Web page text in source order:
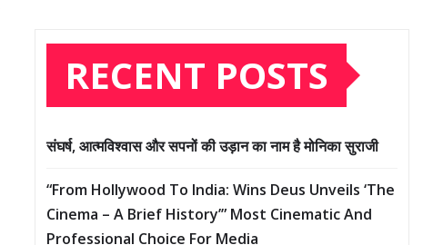
RECENT POSTS
संघर्ष, आत्मविश्वास और सपनों की उड़ान का नाम है मोनिका सुराजी
“From Hollywood To India: Wins Deus Unveils ‘The
Cinema – A Brief History’” Most Cinematic And
Professional Choice For Media